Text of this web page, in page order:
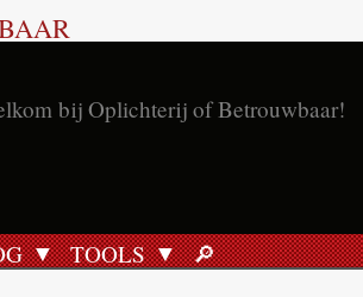
TOOLS ZOEKEN
🔎︎